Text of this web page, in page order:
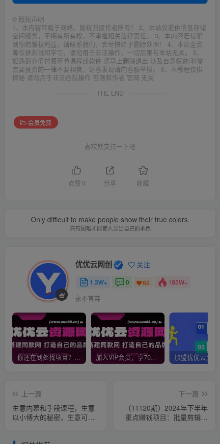
© 版权声明
1、本内容转载于网络，版权归原作者所有！ 2、本站仅提供信息存储
空间服务，不拥有所有权，不承担相关法律责任。 3、本内容若侵犯
到你的版权利益，请联系我们，会尽快给予删除处理！ 4、本站全资
源仅供测试和学习，请勿用于非法操作，一切后果与本站无关。 5、
如遇到充值付费环节课程或软件 请马上删除退出 涉及自身权益/利益
需要投资的一律不要相信，访客发现请向客服举报。 6、本教程仅供
揭秘 请勿用于非法违规操作 否则和作者 官网 无关
THE END
会员免费
喜欢就支持一下吧
点赞 0 分享 收藏
Only difficult to make people show their true colors.
只有困难才能使人显出自己的本色
优优云网创 关注
1.3W+ 0 62 185W+
永不言弃
你还在到处找项目？还在当韭菜？我靠网创资源站一个月收入5万+，曾经我也是个失败者。 加入VIP会员，享70%的推广提成，免费学习多种网上创业课程，菜鸟秒变大神！
上一篇
生意内幕和手段课程，生意
以小博大的秘密，生意可复
下一篇
（11120期）2024年下半年
重点赚钱项目：批量剪辑，